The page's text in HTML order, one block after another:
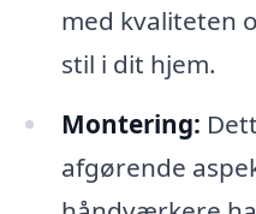
med kvaliteten
stil i dit hjem.
Montering:
afgørende